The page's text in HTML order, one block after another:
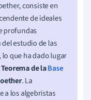
consiste en
de ideales
profundas
estudio de las
que ha dado lugar
Teorema de laBase
. La
a los algebristas